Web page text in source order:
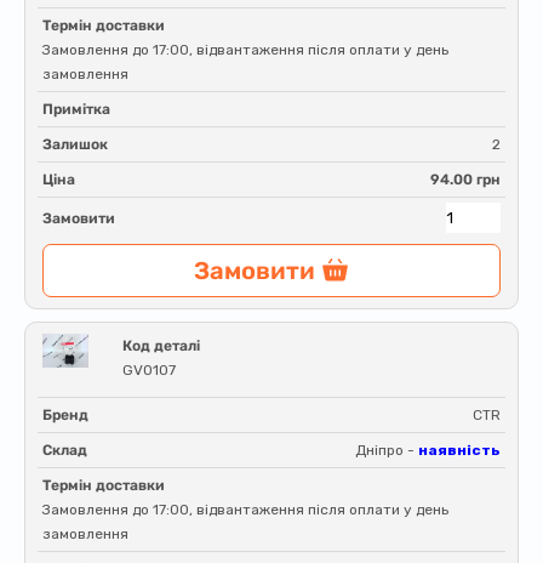
Термін доставки
Замовлення до 17:00, відвантаження після оплати у день
замовлення
Примітка
Залишок 2
Ціна 94.00 грн
Замовити
Замовити
Код деталі
GV0107
Бренд CTR
Склад Дніпро - наявність
Термін доставки
Замовлення до 17:00, відвантаження після оплати у день
замовлення